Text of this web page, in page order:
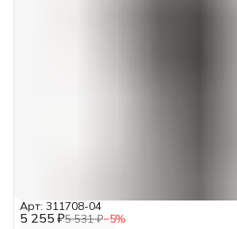
5 255 ₽5 531 ₽−5%
Арт: 311708-04